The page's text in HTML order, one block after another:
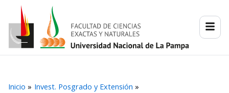
contenido
Inicio
Invest. Posgrado y Extensión